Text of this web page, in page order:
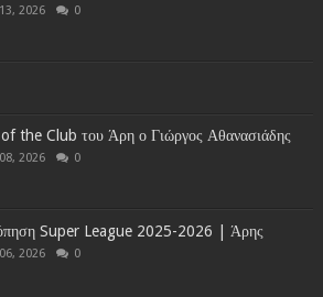
2026 0
the Club του Άρη ο Γιώργος Αθανασιάδης
2026 0
Super League 2025-2026 | Άρης
2026 0